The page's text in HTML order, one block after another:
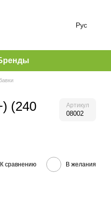
Рус
(240
Артикул
08002
К сравнению В желания